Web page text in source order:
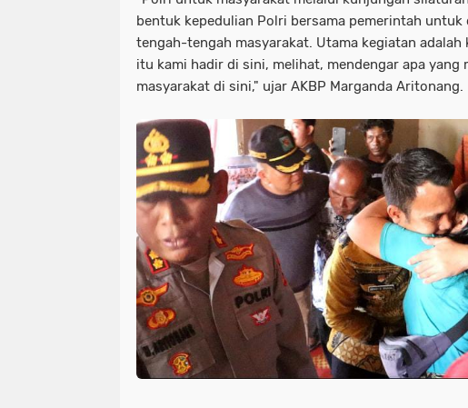
bentuk kepedulian Polri bersama pemerintah untuk
tengah-tengah masyarakat. Utama kegiatan adalah
itu kami hadir di sini, melihat, mendengar apa yang
masyarakat di sini," ujar AKBP Marganda Aritonang.